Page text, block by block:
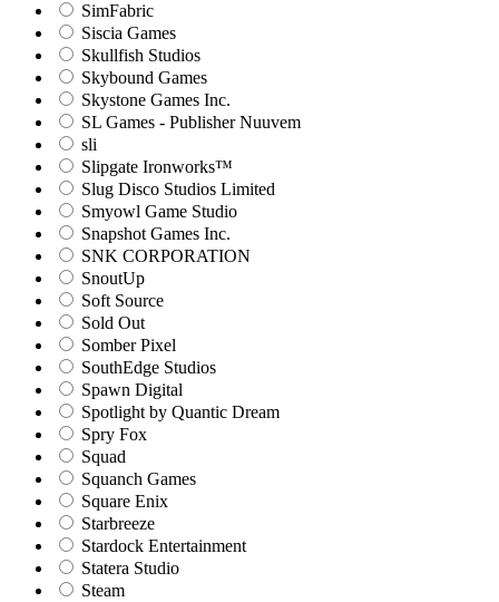
SimFabric
Siscia Games
Skullfish Studios
Skybound Games
Skystone Games Inc.
SL Games - Publisher Nuuvem
sli
Slipgate Ironworks™
Slug Disco Studios Limited
Smyowl Game Studio
Snapshot Games Inc.
SNK CORPORATION
SnoutUp
Soft Source
Sold Out
Somber Pixel
SouthEdge Studios
Spawn Digital
Spotlight by Quantic Dream
Spry Fox
Squad
Squanch Games
Square Enix
Starbreeze
Stardock Entertainment
Statera Studio
Steam